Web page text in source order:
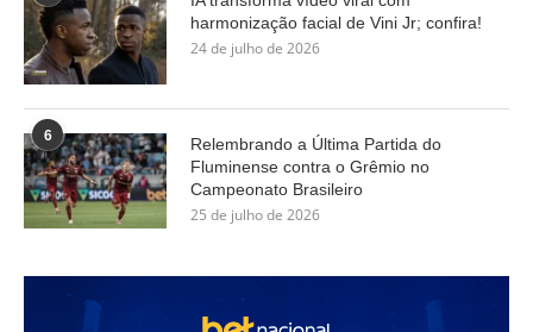
harmonização facial de Vini Jr; confira!
24 de julho de 2026
6
Relembrando a Última Partida do
Fluminense contra o Grêmio no
Campeonato Brasileiro
25 de julho de 2026